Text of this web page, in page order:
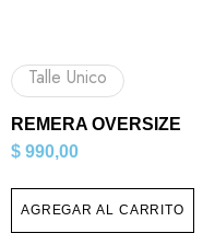
Talle Unico
REMERA OVERSIZE
$ 990,00
AGREGAR AL CARRITO